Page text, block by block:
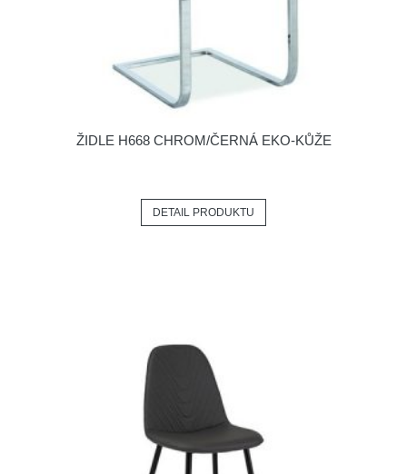
ŽIDLE H668 CHROM/ČERNÁ EKO-KŮŽE
DETAIL PRODUKTU